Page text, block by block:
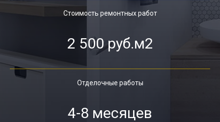
Стоимость ремонтных работ
2 500 руб.м2
Отделочные работы
4-8 месяцев